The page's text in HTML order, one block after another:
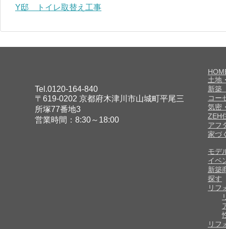
Y邸 トイレ取替え工事
Tel.0120-164-840
〒619-0202 京都府木津川市山城町平尾三
所塚77番地3
営業時間：8:30～18:00
土地
新築
コー
気密
ZEH
アフ
家づ
モデ
イベ
新築
探す
リフ
リフ